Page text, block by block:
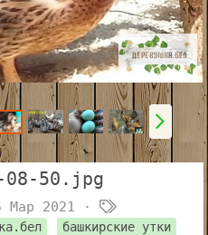
08-50.jpg
Мар 2021
Т
е
башкирские утки